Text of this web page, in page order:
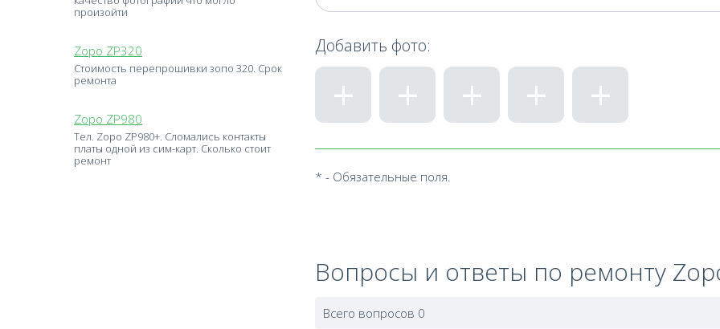
Добавить фото:
* - Обязательные поля.
Вопросы и ответы по ремонту
Всего вопросов 0
произойти
Zopo ZP320
Стоимость перепрошивки зопо 320. Срок
ремонта
Zopo ZP980
Тел. Zopo ZP980+. Сломались контакты
платы одной из сим-карт. Сколько стоит
ремонт